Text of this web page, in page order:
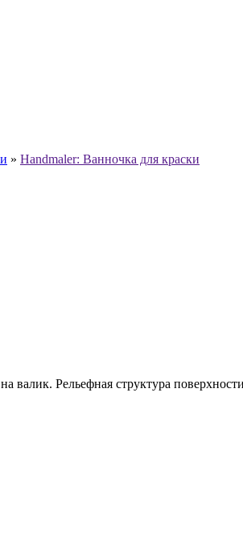
» Handmaler: Ванночка для краски
Рельефная структура